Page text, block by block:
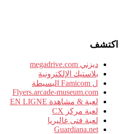
اكتشف
ديزني megadrive.com
بلاستيك الإلكترونية
ل Famicom البسيطة
Flyers.arcade-museum.com
لعبة & مشاهدة EN LIGNE
لعبة مركز CX
لعبة فتى غاليريا
Guardiana.net